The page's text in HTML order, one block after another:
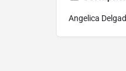
Angelica